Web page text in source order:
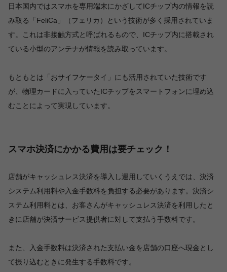
日本国内ではスマホを専用端末にかざしてICチップ内の情報を読
み取る「FeliCa」（フェリカ）という技術が多く採用されていま
す。これは非接触方式と呼ばれるもので、ICチップ内に搭載され
ている小型のアンテナが情報を読み取っています。
もともとは「おサイフケータイ」にも活用されていた技術です
が、物理カードに入っていたICチップをスマートフォンに埋め込
むことによって実現しています。
スマホ決済にかかる費用は要チェック！
店舗がキャッシュレス決済を導入し運用していくうえでは、決済
システム利用料や入金手数料を負担する必要があります。決済シ
ステム利用料とは、お客さんがキャッシュレス決済を利用したと
きに店舗が決済サービス提供者に対して支払う手数料です。
また、入金手数料は決済された支払い金を店舗の口座へ現金とし
て振り込むときに発生する手数料です。